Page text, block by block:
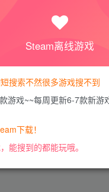
Steam离线游戏
搜索不然很多游戏搜不到
游戏~~每周更新6-7款新游
下载！
能搜到的都能玩哦。